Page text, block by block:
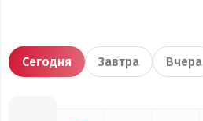
Сегодня Завтра Вчера